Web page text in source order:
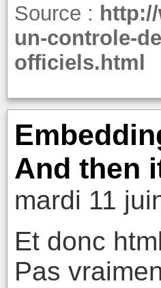
Source :
un-controle-
officiels.html
And then
mardi 11
Et donc
Pas